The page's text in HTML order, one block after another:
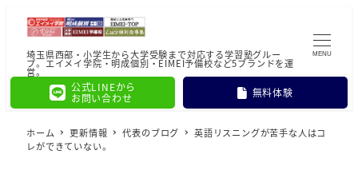
埼玉県西部・小学生から大学受験まで対応する学習塾グルー
プ。エイメイ学院・明成個別・EIMEI予備校など5ブランドを運
営。
公式LINEから
お問い合わせ
無料体験
MENU
ホーム 更新情報 代表のブログ
英語リスニングが苦手な人はコ
レができていない。